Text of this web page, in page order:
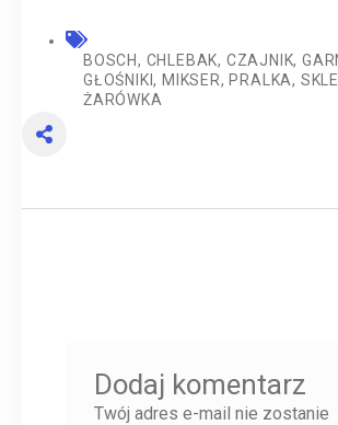
BOSCH, CHLEBAK, CZAJNIK,
GŁOŚNIKI,MIKSER,PRALKA,
ŻARÓWKA
Dodaj komentarz
Twój adres e-mail nie zostanie